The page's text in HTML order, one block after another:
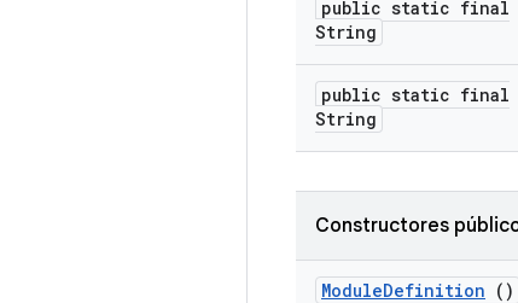
public static final
String
public static final
String
Constructores
ModuleDefinition ()